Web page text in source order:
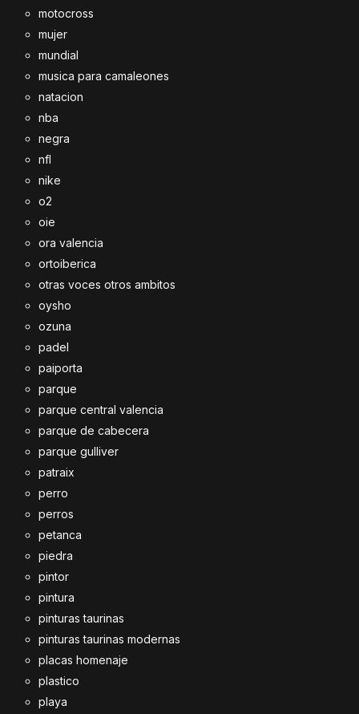
motocross
mujer
mundial
musica para camaleones
natacion
nba
negra
nfl
nike
o2
oie
ora valencia
ortoiberica
otras voces otros ambitos
oysho
ozuna
padel
paiporta
parque
parque central valencia
parque de cabecera
parque gulliver
patraix
perro
perros
petanca
piedra
pintor
pintura
pinturas taurinas
pinturas taurinas modernas
placas homenaje
plastico
playa